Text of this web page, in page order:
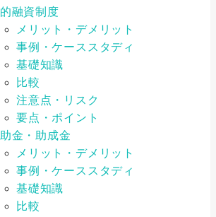
融資制度
メリット・デメリット
事例・ケーススタディ
基礎知識
比較
注意点・リスク
要点・ポイント
金・助成金
メリット・デメリット
事例・ケーススタディ
基礎知識
比較